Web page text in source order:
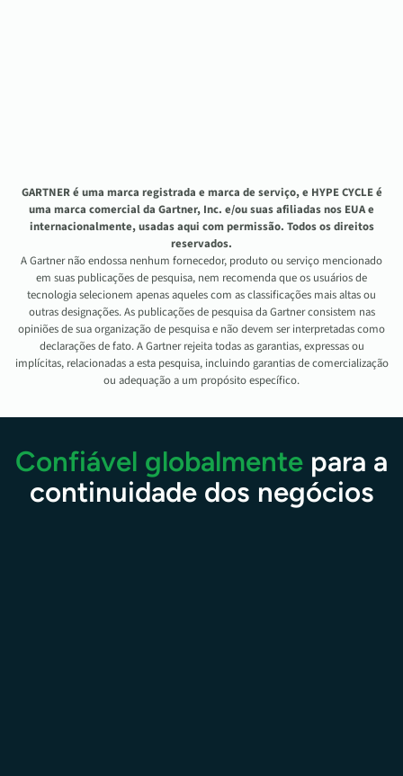
GARTNER é uma marca registrada e marca de serviço, e HYPE CYCLE é
uma marca comercial da Gartner, Inc. e/ou suas afiliadas nos EUA e
internacionalmente, usadas aqui com permissão. Todos os direitos
reservados.
A Gartner não endossa nenhum fornecedor, produto ou serviço mencionado
em suas publicações de pesquisa, nem recomenda que os usuários de
tecnologia selecionem apenas aqueles com as classificações mais altas ou
outras designações. As publicações de pesquisa da Gartner consistem nas
opiniões de sua organização de pesquisa e não devem ser interpretadas como
declarações de fato. A Gartner rejeita todas as garantias, expressas ou
implícitas, relacionadas a esta pesquisa, incluindo garantias de comercialização
ou adequação a um propósito específico.
Confiável globalmente para a
continuidade dos negócios